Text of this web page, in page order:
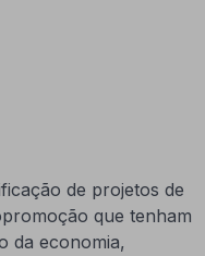
de projetos de
que tenham
da economia,